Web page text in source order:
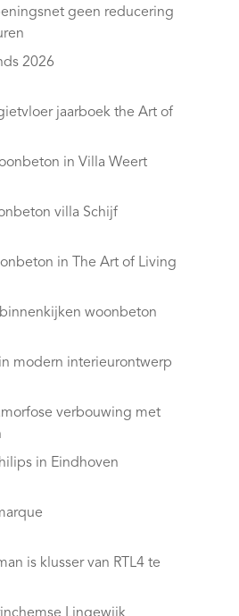
geen reducering
2026
jaarboek the Art of
in Villa Weert
villa Schijf
in The Art of Living
woonbeton
modern interieurontwerp
verbouwing met
in Eindhoven
is klusser van RTL4 te